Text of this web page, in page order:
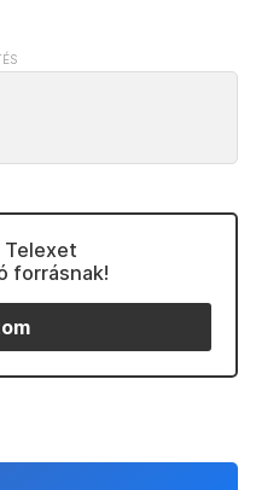
Telexet
forrásnak!